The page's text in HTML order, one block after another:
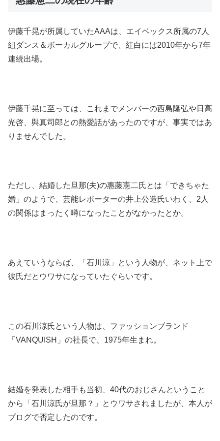
伊藤千晃が所属していたAAAは、エイベックス所属の7人
組ダンス＆ボーカルグループで、紅白には2010年から7年
連続出場。
伊藤千晃に至っては、これまでメンバーの西島隆弘や日高
光啓、與真司郎との熱愛話があったのですが、事実ではあ
りませんでした。
ただし、結婚した旦那(夫)の惠藤憲二氏とは「できちゃた
婚」のようで、芸能レポーターの井上公造氏いわく、2人
の関係はまったく噂になったことがなかったとか。
あえていうならば、「石川涼」という人物が、ネット上で
彼氏だとウワサになっていたぐらいです。
この石川涼氏という人物は、ファッションブランド
「VANQUISH」の社長で、1975年生まれ。
結婚を発表した相手も当初、40代のおじさんということ
から「石川涼氏が旦那？」とウワサされましたが、本人が
ブログで否定したのです。